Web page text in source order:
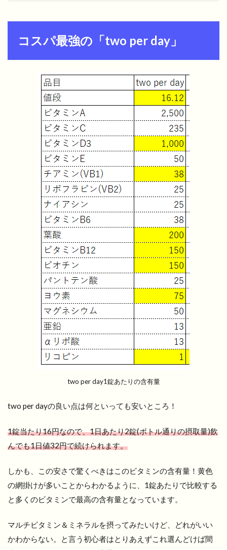
コスパ最強の「two per day」
two per day1錠あたりの含有量
two per dayの良い点は何といっても安いところ！
1錠当たり16円なので、1日あたり2錠(ボトル通りの摂取量)飲
んでも1日値32円で続けられます。
しかも、この安さで驚くべきはこのビタミンの含有量！黄色
の網掛けが多いことからわかるように、1錠あたりで比較する
と多くのビタミンで最高の含有量となっています。
マルチビタミン＆ミネラルを摂ってみたいけど、どれがいい
かわからない。と言う初心者はとりあえずこれ選んどけば間